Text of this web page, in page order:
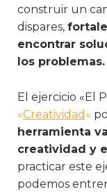
construir un
dispares,
encontrar
los problemas.
El ejercicio «El
«Creatividad «
herramienta
creatividad y
practicar este
podemos